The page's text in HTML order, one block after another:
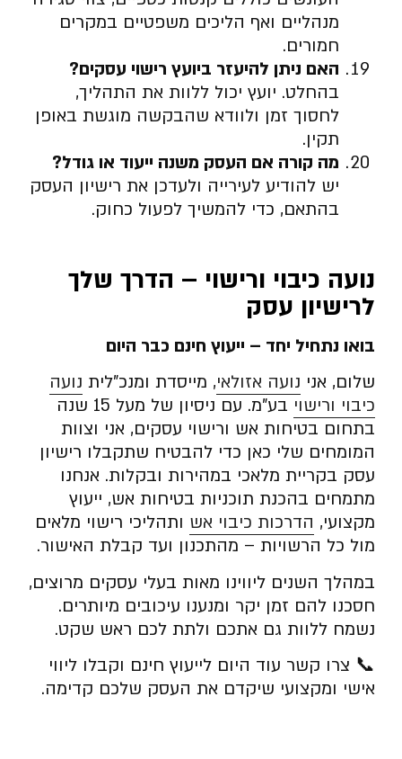
מנהליים ואף הליכים משפטיים במקרים
חמורים.
האם ניתן להיעזר ביועץ רישוי עסקים?
בהחלט. יועץ יכול ללוות את התהליך,
לחסוך זמן ולוודא שהבקשה מוגשת באופן
תקין.
מה קורה אם העסק משנה ייעוד או גודל?
יש להודיע לעירייה ולעדכן את רישיון העסק
בהתאם, כדי להמשיך לפעול כחוק.
נועה כיבוי ורישוי – הדרך שלך
לרישיון עסק
בואו נתחיל יחד – ייעוץ חינם כבר היום
שלום, אני נועה אזולאי, מייסדת ומנכ”לית נועה
כיבוי ורישוי
בע”מ. עם ניסיון של מעל 15 שנה
בתחום בטיחות אש ורישוי עסקים, אני וצוות
המומחים שלי כאן כדי להבטיח שתקבלו רישיון
עסק בקריית מלאכי במהירות ובקלות. אנחנו
מתמחים בהכנת תוכניות בטיחות אש, ייעוץ
מקצועי, הדרכות כיבוי אש ותהליכי רישוי מלאים
מול כל הרשויות – מהתכנון ועד קבלת האישור.
במהלך השנים ליווינו מאות בעלי עסקים מרוצים,
חסכנו להם זמן יקר ומנענו עיכובים מיותרים.
נשמח ללוות גם אתכם ולתת לכם ראש שקט.
📞 צרו קשר עוד היום לייעוץ חינם וקבלו ליווי
אישי ומקצועי שיקדם את העסק שלכם קדימה.